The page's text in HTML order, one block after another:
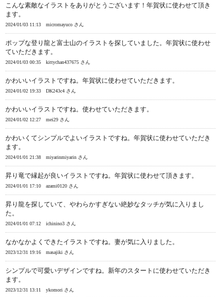
こんな素敵なイラストをありがとうございます！年賀状に使わせて頂き
ます。
2024/01/03 11:13 micromayuco さん
ポップな登り龍と富士山のイラストを探していました。年賀状に使わせ
ていただきます。
2024/01/03 00:35 kittychan437675 さん
かわいいイラストですね。年賀状に使わせていただきます。
2024/01/02 19:33 DK243c4 さん
かわいいイラストですね。使わせていただきます。
2024/01/02 12:27 mei29 さん
かわいくてシンプルでよいイラストですね。年賀状に使わせていただき
ます。
2024/01/01 21:38 miyarinmiyarin さん
昇り竜で縁起が良いイラストですね。年賀状に使わせて頂きます。
2024/01/01 17:10 azami0120 さん
昇り龍を探していて、やわらかすぎない絶妙なタッチが気に入りまし
た。
2024/01/01 07:12 ichinino3 さん
なかなかよくできたイラストですね。妻が気に入りました。
2023/12/31 19:16 masajiki さん
シンプルで可愛いデザインですね。新年のスタートに使わせていただき
ます。
2023/12/31 13:11 ykomori さん